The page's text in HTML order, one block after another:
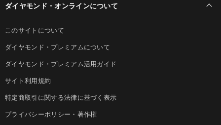
ダイヤモンド・オンラインについて
このサイトについて
ダイヤモンド・プレミアムについて
ダイヤモンド・プレミアム活用ガイド
サイト利用規約
特定商取引に関する法律に基づく表示
プライバシーポリシー・著作権